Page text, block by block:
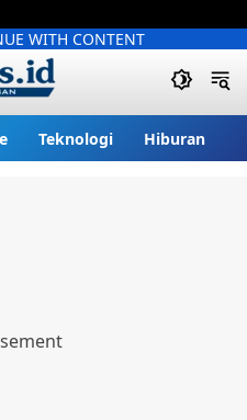
WITH CONTENT
Teknologi Hiburan